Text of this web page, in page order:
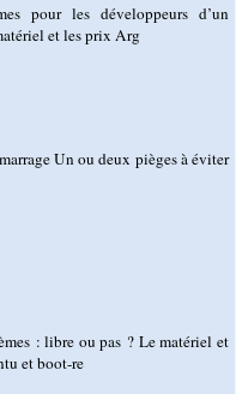
pour les développeurs d’un
et les prix Arg
Un ou deux pièges à éviter
: libre ou pas ? Le matériel et
et boot-re